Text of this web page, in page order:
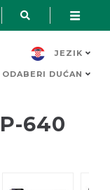
JEZIK
ODABERI DUĆAN
640